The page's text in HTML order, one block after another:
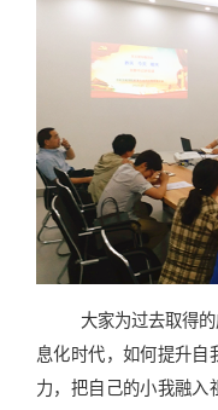
大家为过去取得
息化时代，如何提升自
力，把自己的小我融入